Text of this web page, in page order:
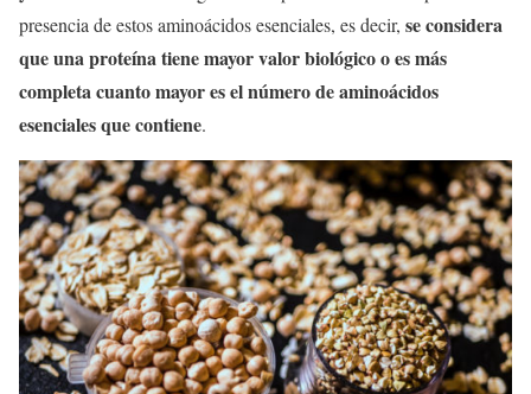
presencia de estos aminoácidos esenciales, es decir, se considera
que una proteína tiene mayor valor biológico o es más
completa cuanto mayor es el número de aminoácidos
esenciales que contiene.